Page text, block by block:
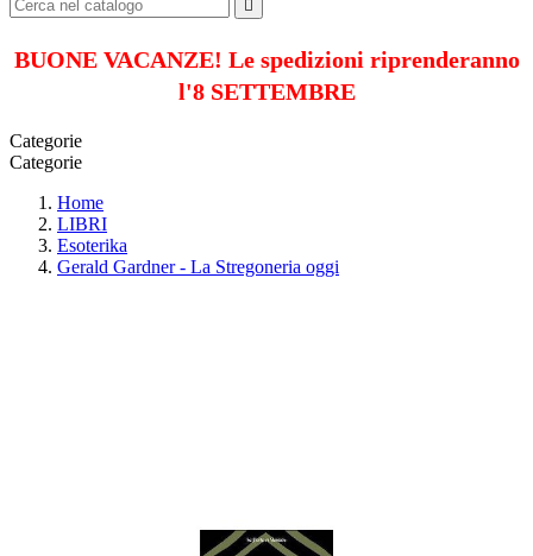

BUONE VACANZE! Le spedizioni riprenderanno
l'8 SETTEMBRE
Categorie
Categorie
Home
LIBRI
Esoterika
Gerald Gardner - La Stregoneria oggi